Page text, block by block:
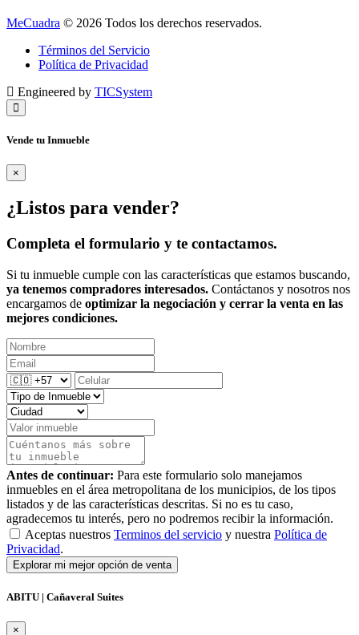
MeCuadra © 2026 Todos los derechos reservados.
Términos del Servicio
Política de Privacidad
Engineered by TICSystem
Vende tu Inmueble
×
¿Listos para vender?
Completa el formulario y te contactamos.
Si tu inmueble cumple con las características que estamos buscando,
ya tenemos compradores interesados. Contáctanos y nosotros nos
encargamos de optimizar la negociación y cerrar la venta en las
mejores condiciones.
Antes de continuar: Para este formulario solo manejamos
inmuebles en el área metropolitana de los municipios, de los tipos
listados y de las características descritas. Si no es tu caso,
agradecemos tu interés, pero no podremos recibir la información.
Aceptas nuestros Terminos del servicio y nuestra Política de
Privacidad.
Explorar mi mejor opción de venta
ABITU | Cañaveral Suites
×